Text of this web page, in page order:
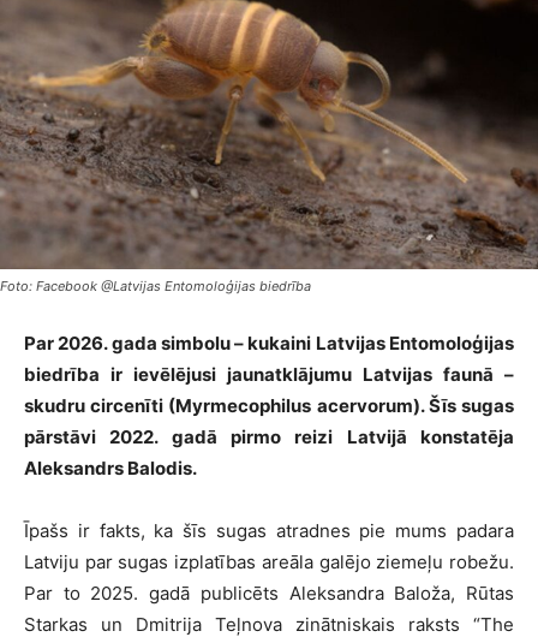
Foto: Facebook @Latvijas Entomoloģijas biedrība
Par 2026. gada simbolu – kukaini Latvijas Entomoloģijas
biedrība ir ievēlējusi jaunatklājumu Latvijas faunā –
skudru circenīti (Myrmecophilus acervorum). Šīs sugas
pārstāvi 2022. gadā pirmo reizi Latvijā konstatēja
Aleksandrs Balodis.
Īpašs ir fakts, ka šīs sugas atradnes pie mums padara
Latviju par sugas izplatības areāla galējo ziemeļu robežu.
Par to 2025. gadā publicēts Aleksandra Baloža, Rūtas
Starkas un Dmitrija Teļnova zinātniskais raksts “The